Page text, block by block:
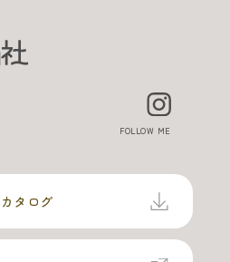
FOLLOW ME
カタログ